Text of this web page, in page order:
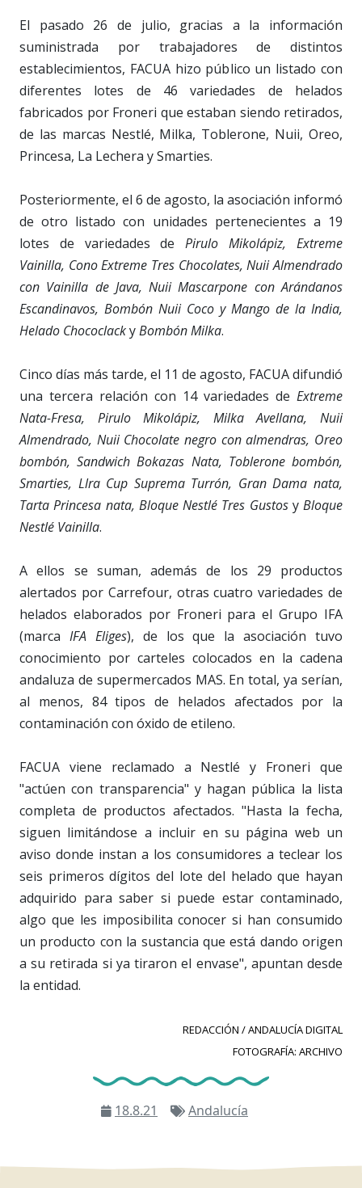
El pasado 26 de julio, gracias a la información
suministrada por trabajadores de distintos
establecimientos, FACUA hizo público un listado con
diferentes lotes de 46 variedades de helados
fabricados por Froneri que estaban siendo retirados,
de las marcas Nestlé, Milka, Toblerone, Nuii, Oreo,
Princesa, La Lechera y Smarties.
Posteriormente, el 6 de agosto, la asociación informó
de otro listado con unidades pertenecientes a 19
lotes de variedades dePirulo Mikolápiz, Extreme
Vainilla, Cono Extreme Tres Chocolates, Nuii Almendrado
con Vainilla de Java, Nuii Mascarpone con Arándanos
Escandinavos, Bombón Nuii Coco y Mango de la India,
Helado ChococlackyBombón Milka.
Cinco días más tarde, el 11 de agosto, FACUA difundió
una tercera relación con 14 variedades de Extreme
Nata-Fresa, Pirulo Mikolápiz, Milka Avellana, Nuii
Almendrado, Nuii Chocolate negro con almendras, Oreo
bombón, Sandwich Bokazas Nata, Toblerone bombón,
Smarties, Llra Cup Suprema Turrón, Gran Dama nata,
Tarta Princesa nata, Bloque Nestlé Tres Gustosy Bloque
Nestlé Vainilla.
A ellos se suman, además de los 29 productos
alertados por Carrefour, otras cuatro variedades de
helados elaborados por Froneri para el Grupo IFA
(marca IFA Eliges), de los que la asociación tuvo
conocimiento por carteles colocados en la cadena
andaluza de supermercados MAS. En total, ya serían,
al menos, 84 tipos de helados afectados por la
contaminación con óxido de etileno.
FACUA viene reclamado a Nestlé y Froneri que
"actúen con transparencia" y hagan pública la lista
completa de productos afectados. "Hasta la fecha,
siguen limitándose a incluir en su página web un
aviso donde instan a los consumidores a teclear los
seis primeros dígitos del lote del helado que hayan
adquirido para saber si puede estar contaminado,
algo que les imposibilita conocer si han consumido
un producto con la sustancia que está dando origen
a su retirada si ya tiraron el envase", apuntan desde
la entidad.
REDACCIÓN / ANDALUCÍA DIGITAL
FOTOGRAFÍA: ARCHIVO
18.8.21 Andalucía